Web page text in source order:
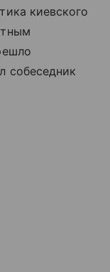
киевского
собеседник